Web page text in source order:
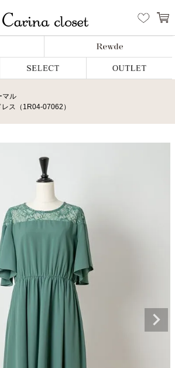
マル
ス（1R04-07062）